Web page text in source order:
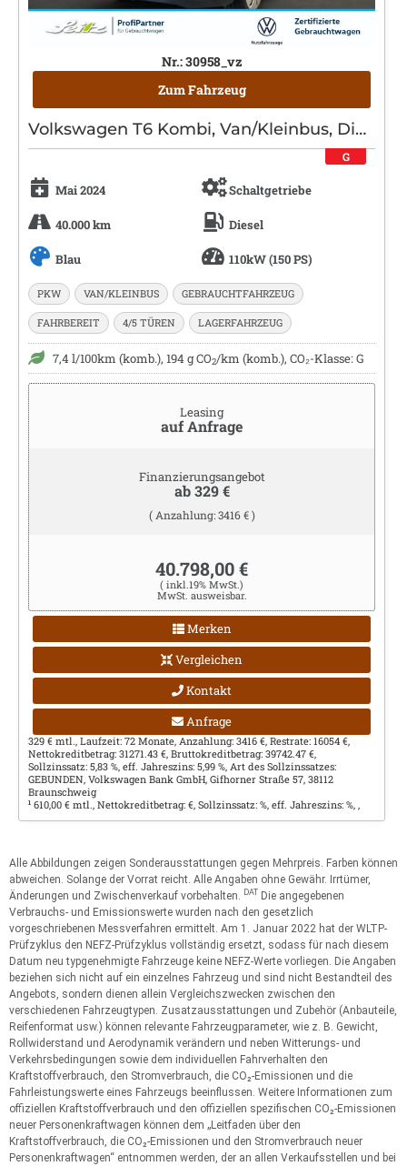
Nr.: 30958_vz
Zum Fahrzeug
Volkswagen T6 Kombi, Van/Kleinbus, Diesel, Schaltgetriebe, Blau
Mai 2024 Schaltgetriebe
40.000 km Diesel
Blau 110kW (150 PS)
G
PKW VAN/KLEINBUS GEBRAUCHTFAHRZEUG
FAHRBEREIT 4/5 TÜREN LAGERFAHRZEUG
7,4 l/100km (komb.), 194 g CO2/km (komb.), CO₂-Klasse: G
Leasing
auf Anfrage
Finanzierungsangebot
ab 329 €
( Anzahlung: 3416 € )
40.798,00 €
( inkl.19% MwSt.)
MwSt. ausweisbar.
Merken
Vergleichen
Kontakt
Anfrage
329 € mtl., Laufzeit: 72 Monate, Anzahlung: 3416 €, Restrate: 16054 €,
Nettokreditbetrag: 31271.43 €, Bruttokreditbetrag: 39742.47 €,
Sollzinssatz: 5,83 %, eff. Jahreszins: 5,99 %, Art des Sollzinssatzes:
GEBUNDEN, Volkswagen Bank GmbH, Gifhorner Straße 57, 38112
Braunschweig
1 610,00 € mtl., Nettokreditbetrag: €, Sollzinssatz: %, eff. Jahreszins: %, ,
Alle Abbildungen zeigen Sonderausstattungen gegen Mehrpreis. Farben können
abweichen. Solange der Vorrat reicht. Alle Angaben ohne Gewähr. Irrtümer,
Änderungen und Zwischenverkauf vorbehalten. DAT Die angegebenen
Verbrauchs- und Emissionswerte wurden nach den gesetzlich
vorgeschriebenen Messverfahren ermittelt. Am 1. Januar 2022 hat der WLTP-
Prüfzyklus den NEFZ-Prüfzyklus vollständig ersetzt, sodass für nach diesem
Datum neu typgenehmigte Fahrzeuge keine NEFZ-Werte vorliegen. Die Angaben
beziehen sich nicht auf ein einzelnes Fahrzeug und sind nicht Bestandteil des
Angebots, sondern dienen allein Vergleichszwecken zwischen den
verschiedenen Fahrzeugtypen. Zusatzausstattungen und Zubehör (Anbauteile,
Reifenformat usw.) können relevante Fahrzeugparameter, wie z. B. Gewicht,
Rollwiderstand und Aerodynamik verändern und neben Witterungs- und
Verkehrsbedingungen sowie dem individuellen Fahrverhalten den
Kraftstoffverbrauch, den Stromverbrauch, die CO₂-Emissionen und die
Fahrleistungswerte eines Fahrzeugs beeinflussen. Weitere Informationen zum
offiziellen Kraftstoffverbrauch und den offiziellen spezifischen CO₂-Emissionen
neuer Personenkraftwagen können dem „Leitfaden über den
Kraftstoffverbrauch, die CO₂-Emissionen und den Stromverbrauch neuer
Personenkraftwagen“ entnommen werden, der an allen Verkaufsstellen und bei